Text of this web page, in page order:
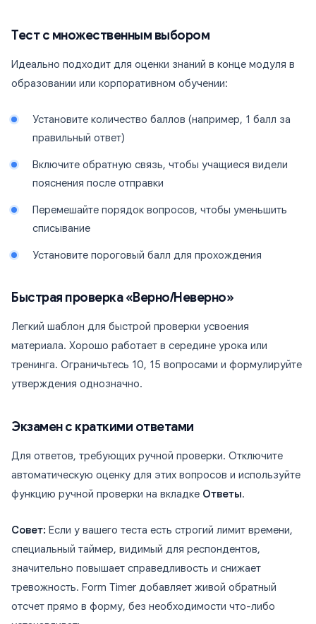
Тест с множественным выбором
Идеально подходит для оценки знаний в конце модуля в
образовании или корпоративном обучении:
Установите количество баллов (например, 1 балл за
правильный ответ)
Включите обратную связь, чтобы учащиеся видели
пояснения после отправки
Перемешайте порядок вопросов, чтобы уменьшить
списывание
Установите пороговый балл для прохождения
Быстрая проверка «Верно/Неверно»
Легкий шаблон для быстрой проверки усвоения
материала. Хорошо работает в середине урока или
тренинга. Ограничьтесь 10, 15 вопросами и формулируйте
утверждения однозначно.
Экзамен с краткими ответами
Для ответов, требующих ручной проверки. Отключите
автоматическую оценку для этих вопросов и используйте
функцию ручной проверки на вкладке Ответы.
Совет: Если у вашего теста есть строгий лимит времени,
специальный таймер, видимый для респондентов,
значительно повышает справедливость и снижает
тревожность. Form Timer добавляет живой обратный
отсчет прямо в форму, без необходимости что-либо